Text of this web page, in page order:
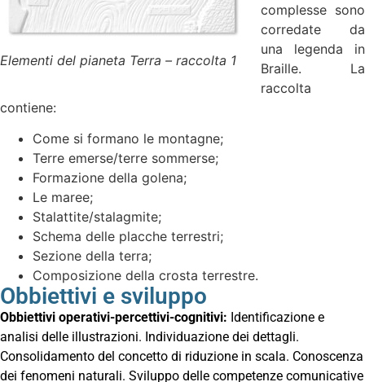
Elementi del pianeta Terra – raccolta 1
complesse sono
corredate da
una legenda in
Braille. La
raccolta
contiene:
Come si formano le montagne;
Terre emerse/terre sommerse;
Formazione della golena;
Le maree;
Stalattite/stalagmite;
Schema delle placche terrestri;
Sezione della terra;
Composizione della crosta terrestre.
Obbiettivi e sviluppo
Obbiettivi operativi-percettivi-cognitivi: Identificazione e
analisi delle illustrazioni. Individuazione dei dettagli.
Consolidamento del concetto di riduzione in scala. Conoscenza
dei fenomeni naturali. Sviluppo delle competenze comunicative